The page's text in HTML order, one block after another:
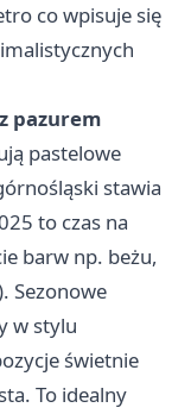
co wpisuje się
pazurem
pastelowe
stawia
to czas na
barw np. beżu,
Sezonowe
w stylu
świetnie
To idealny